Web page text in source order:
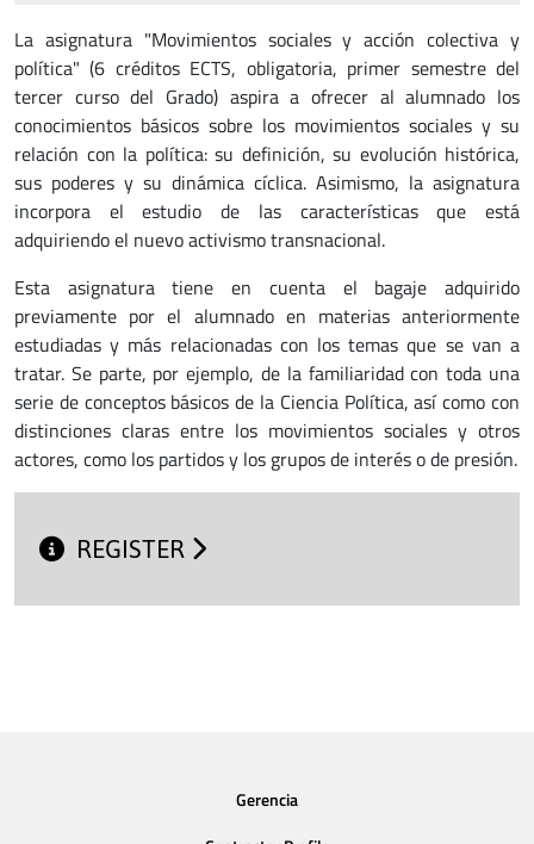
La asignatura "Movimientos sociales y acción colectiva y
política" (6 créditos ECTS, obligatoria, primer semestre del
tercer curso del Grado) aspira a ofrecer al alumnado los
conocimientos básicos sobre los movimientos sociales y su
relación con la política: su definición, su evolución histórica,
sus poderes y su dinámica cíclica. Asimismo, la asignatura
incorpora el estudio de las características que está
adquiriendo el nuevo activismo transnacional.
Esta asignatura tiene en cuenta el bagaje adquirido
previamente por el alumnado en materias anteriormente
estudiadas y más relacionadas con los temas que se van a
tratar. Se parte, por ejemplo, de la familiaridad con toda una
serie de conceptos básicos de la Ciencia Política, así como con
distinciones claras entre los movimientos sociales y otros
actores, como los partidos y los grupos de interés o de presión.
REGISTER
Gerencia